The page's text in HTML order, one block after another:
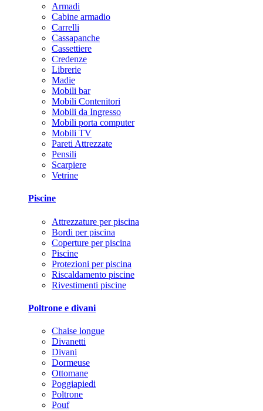
Armadi
Cabine armadio
Carrelli
Cassapanche
Cassettiere
Credenze
Librerie
Madie
Mobili bar
Mobili Contenitori
Mobili da Ingresso
Mobili porta computer
Mobili TV
Pareti Attrezzate
Pensili
Scarpiere
Vetrine
Piscine
Attrezzature per piscina
Bordi per piscina
Coperture per piscina
Piscine
Protezioni per piscina
Riscaldamento piscine
Rivestimenti piscine
Poltrone e divani
Chaise longue
Divanetti
Divani
Dormeuse
Ottomane
Poggiapiedi
Poltrone
Pouf